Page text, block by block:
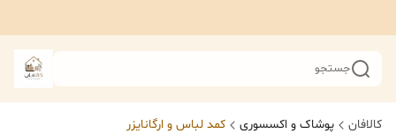
جستجو
کالافان پوشاک و اکسسوری کمد لباس و ارگانایزر